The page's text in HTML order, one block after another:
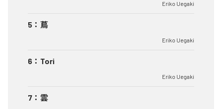
Eriko Uegaki
5 ： 蔦
Eriko Uegaki
6 ： Tori
Eriko Uegaki
7 ： 雲